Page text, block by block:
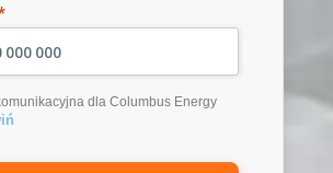
dla Columbus Energy